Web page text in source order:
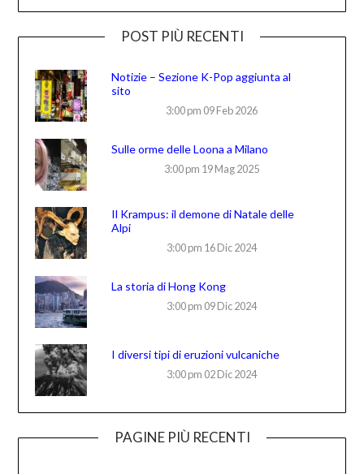
POST PIÙ RECENTI
Notizie – Sezione K-Pop aggiunta al
sito
3:00 pm 09 Feb 2026
Sulle orme delle Loona a Milano
3:00 pm 19 Mag 2025
Il Krampus: il demone di Natale delle
Alpi
3:00 pm 16 Dic 2024
La storia di Hong Kong
3:00 pm 09 Dic 2024
I diversi tipi di eruzioni vulcaniche
3:00 pm 02 Dic 2024
PAGINE PIÙ RECENTI